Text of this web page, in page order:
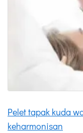
Pelet tapak kuda
keharmonisan